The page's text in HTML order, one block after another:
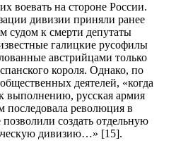
воевать на стороне России.
дивизии приняли ранее
судом к смерти депутаты
галицкие русофилы
австрийцами только
короля. Однако, по
деятелей, «когда
выполнению, русская армия
последовала революция в
создать отдельную
дивизию…» [15].